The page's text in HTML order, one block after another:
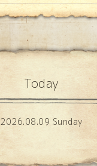
Today
2026.08.09 Sunday